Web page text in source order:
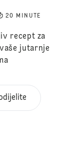
20 MINUTE
recept za
jutarnje